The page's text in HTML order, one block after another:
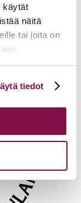
käytät
näitä
tai joita on
tiedot